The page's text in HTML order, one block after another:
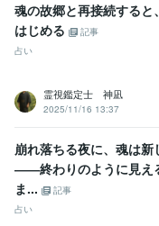
魂の故郷と再接続する
はじめる
記事
占い
霊視鑑定士 神凪
2025/11/16 13:37
崩れ落ちる夜に、魂は
――終わりのように見え
ま...
記事
占い